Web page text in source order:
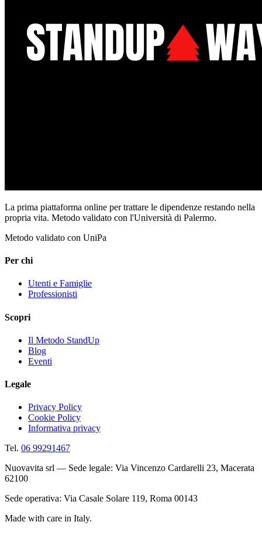
La prima piattaforma online per trattare le dipendenze restando nella
propria vita. Metodo validato con l'Università di Palermo.
Metodo validato con UniPa
Per chi
Utenti e Famiglie
Professionisti
Scopri
Il Metodo StandUp
Blog
Eventi
Legale
Privacy Policy
Cookie Policy
Informativa privacy
Tel. 06 99291467
Nuovavita srl — Sede legale: Via Vincenzo Cardarelli 23, Macerata
62100
Sede operativa: Via Casale Solare 119, Roma 00143
Made with care in Italy.